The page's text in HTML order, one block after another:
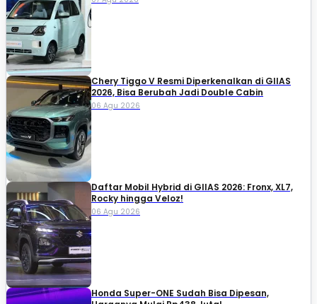
Chery Tiggo V Resmi Diperkenalkan di GIIAS
2026, Bisa Berubah Jadi Double Cabin
06 Agu 2026
Daftar Mobil Hybrid di GIIAS 2026: Fronx, XL7,
Rocky hingga Veloz!
06 Agu 2026
Honda Super-ONE Sudah Bisa Dipesan,